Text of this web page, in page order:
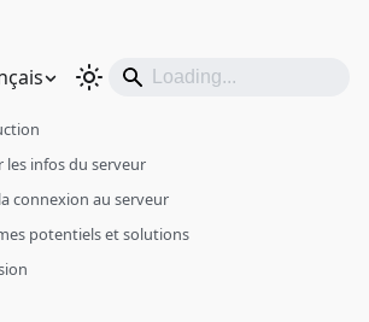
les infos du serveur
connexion au serveur
potentiels et solutions